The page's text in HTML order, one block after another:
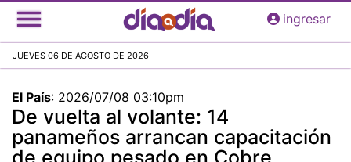
Pasar
al
principal
ingresar
JUEVES 06 DE AGOSTO DE 2026
El País: 2026/07/08 03:10pm
De vuelta al volante: 14
panameños arrancan capacitación